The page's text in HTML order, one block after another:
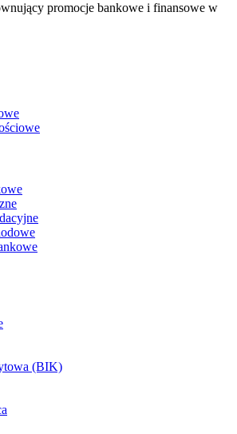
promocje bankowe i finansowe w
(BIK)